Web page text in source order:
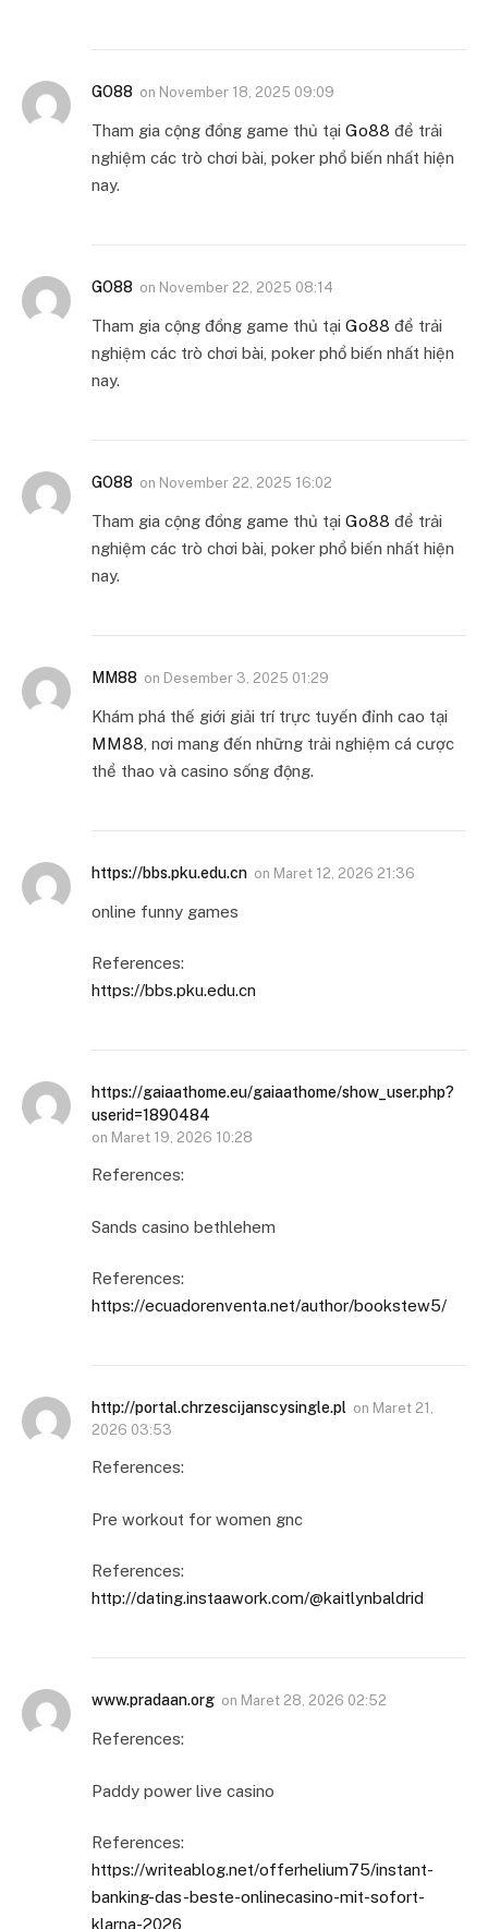
GO88 on November 18, 2025 09:09
Tham gia cộng đồng game thủ tại Go88 để trải
nghiệm các trò chơi bài, poker phổ biến nhất hiện
nay.
GO88 on November 22, 2025 08:14
Tham gia cộng đồng game thủ tại Go88 để trải
nghiệm các trò chơi bài, poker phổ biến nhất hiện
nay.
GO88 on November 22, 2025 16:02
Tham gia cộng đồng game thủ tại Go88 để trải
nghiệm các trò chơi bài, poker phổ biến nhất hiện
nay.
MM88 on Desember 3, 2025 01:29
Khám phá thế giới giải trí trực tuyến đỉnh cao tại
MM88 , nơi mang đến những trải nghiệm cá cược
thể thao và casino sống động.
https://bbs.pku.edu.cn on Maret 12, 2026 21:36
online funny games
References:
https://bbs.pku.edu.cn
https://gaiaathome.eu/gaiaathome/show_user.php?
userid=1890484
on Maret 19, 2026 10:28
References:
Sands casino bethlehem
References:
https://ecuadorenventa.net/author/bookstew5/
http://portal.chrzescijanscysingle.pl on Maret 21,
2026 03:53
References:
Pre workout for women gnc
References:
http://dating.instaawork.com/@kaitlynbaldrid
www.pradaan.org on Maret 28, 2026 02:52
References:
Paddy power live casino
References:
https://writeablog.net/offerhelium75/instant-
banking-das-beste-onlinecasino-mit-sofort-
klarna-2026